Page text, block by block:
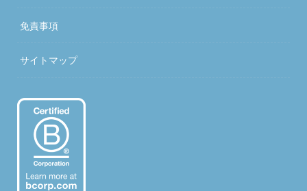
免責事項
サイトマップ